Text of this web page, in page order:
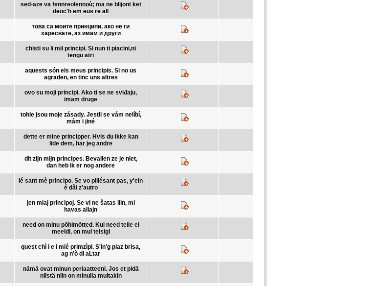
sed-aze va fennreolennoù; ma ne blijont ket
deoc'h em eus re all
това са моите принципи, ако не ги
харесвате, аз имам и други
chisti su li mii principi. Si nun ti piacini,ni
tengu atri
aquests són els meus principis. Si no us
agraden, en tinc uns altres
ovo su moji principi. Ako ti se ne sviđaju,
imam druge
tohle jsou moje zásady. Jestli se vám nelíbí,
mám i jiné
dette er mine principper. Hvis du ikke kan
lide dem, har jeg andre
dit zijn mijn principes. Bevallen ze je niet,
dan heb ik er nog andere
lé sant mè principo. Se vo plliésant pas, y'ein
é dâi z'autro
jen miaj principoj. Se vi ne ŝatas ilin, mi
havas aliajn
need on minu põhimõtted. Kui need teile ei
meeldi, on mul teisigi
quest chì i e i mié primzìpi. S'in'g piaz brisa,
ag n'ò di aLtar
nämä ovat minun periaatteeni. Jos et pidä
niistä niin on minulla muitakin